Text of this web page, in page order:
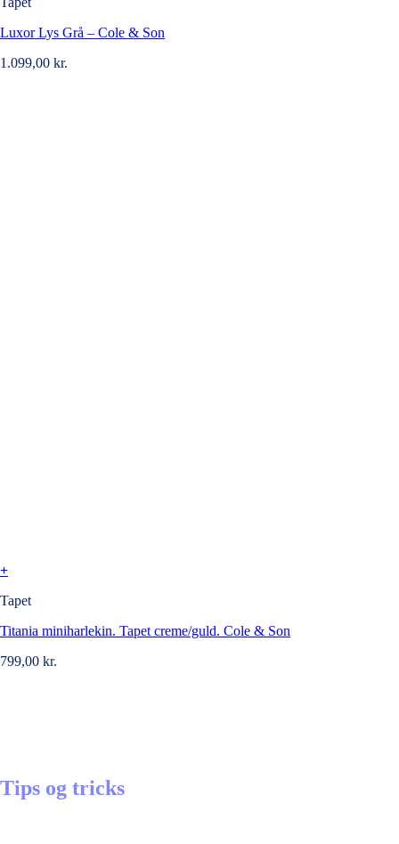
Luxor Lys Grå – Cole & Son
1.099,00 kr.
+
Tapet
Titania miniharlekin. Tapet creme/guld. Cole & Son
799,00 kr.
Tips og tricks